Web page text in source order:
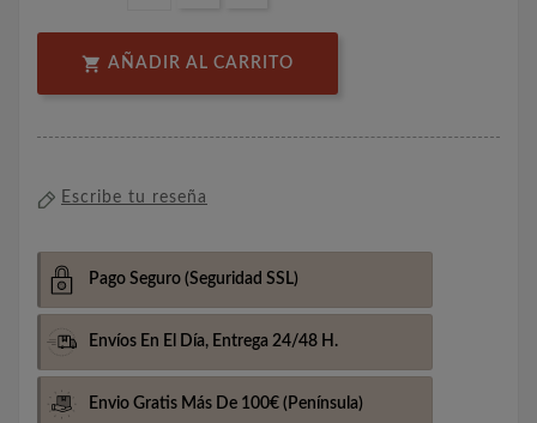
 AÑADIR AL CARRITO
Escribe tu reseña
Pago Seguro (Seguridad SSL)
Envíos En El Día, Entrega 24/48 H.
Envio Gratis Más De 100€ (Península)